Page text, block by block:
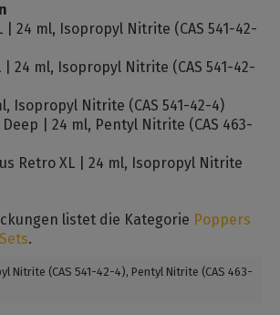
| 24 ml, Isopropyl Nitrite (CAS 541-42-
| 24 ml, Isopropyl Nitrite (CAS 541-42-
Isopropyl Nitrite (CAS 541-42-4)
| 24 ml, Pentyl Nitrite (CAS 463-
Retro XL | 24 ml, Isopropyl Nitrite
listet die Kategorie Poppers
.
Nitrite (CAS 541-42-4), Pentyl Nitrite (CAS 463-